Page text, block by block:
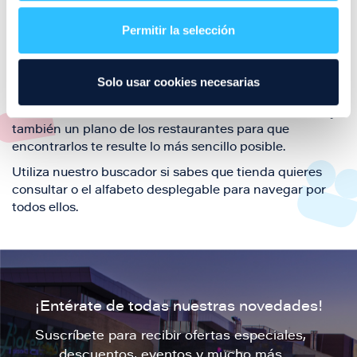
Permitir la selección
Solo usar cookies necesarias
también de nuestra oferta de ocio y shopping durante
tu visita.
El este directorio de restaurantes de Puerto Venecia
también un plano de los restaurantes para que
encontrarlos te resulte lo más sencillo posible.
Utiliza nuestro buscador si sabes que tienda quieres
consultar o el alfabeto desplegable para navegar por
todos ellos.
¡Entérate de todas nuestras novedades!
Suscríbete para recibir ofertas especiales,